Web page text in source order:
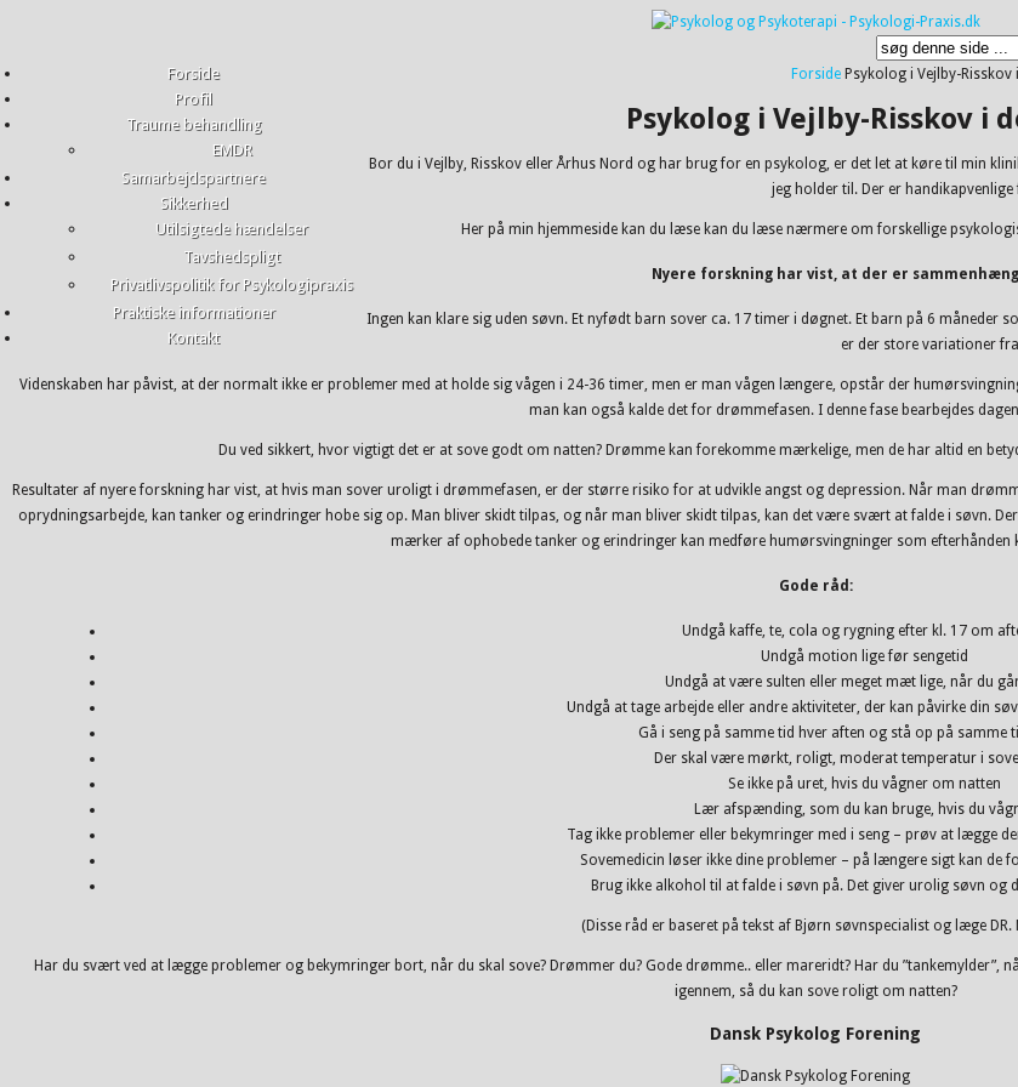
Forside
Profil
Traume behandling
EMDR
Samarbejdspartnere
Sikkerhed
Utilsigtede hændelser
Tavshedspligt
Privatlivspolitik for Psykologipraxis
Praktiske informationer
Kontakt
Forside Psykolog i Vejlby-
Psykolog i Vejlby-Risskov i
Bor du i Vejlby, Risskov eller Århus Nord og har brug for en psykolog, er det let at køre til min
jeg holder til. Der er
Her på min hjemmeside kan du læse kan du læse nærmere om forskellige
Nyere forskning har vist, at der er
Ingen kan klare sig uden søvn. Et nyfødt barn sover ca. 17 timer i døgnet. Et barn på 6
er der store variationer
Videnskaben har påvist, at der normalt ikke er problemer med at holde sig vågen i 24-36 timer, men er man vågen længere, opstår der
man kan også kalde det for drømmefasen. I denne fase bearbejdes
Du ved sikkert, hvor vigtigt det er at sove godt om natten? Drømme kan forekomme mærkelige, men de har altid en
Resultater af nyere forskning har vist, at hvis man sover uroligt i drømmefasen, er der større risiko for at udvikle angst og depression. Når man
oprydningsarbejde, kan tanker og erindringer hobe sig op. Man bliver skidt tilpas, og når man bliver skidt tilpas, kan det være svært at falde i søvn.
mærker af ophobede tanker og erindringer kan medføre humørsvingninger som efterhånden
Gode råd:
Undgå kaffe, te, cola og rygning efter kl. 17 om
Undgå motion lige før sengetid
Undgå at være sulten eller meget mæt lige, når du
Undgå at tage arbejde eller andre aktiviteter, der kan påvirke din
Gå i seng på samme tid hver aften og stå op på samme
Der skal være mørkt, roligt, moderat temperatur i
Se ikke på uret, hvis du vågner om natten
Lær afspænding, som du kan bruge, hvis du
Tag ikke problemer eller bekymringer med i seng – prøv at lægge
Sovemedicin løser ikke dine problemer – på længere sigt kan de
Brug ikke alkohol til at falde i søvn på. Det giver urolig søvn og
(Disse råd er baseret på tekst af Bjørn søvnspecialist og læge DR.
Har du svært ved at lægge problemer og bekymringer bort, når du skal sove? Drømmer du? Gode drømme.. eller mareridt? Har du ”tankemylder”,
igennem, så du kan sove roligt om natten?
Dansk Psykolog Forening